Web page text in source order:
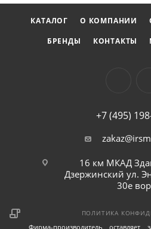
КАТАЛОГ О КОМПАНИИ
БРЕНДЫ
КОНТАКТЫ
+7 (495)
16 км МКАД
Дзержинский ул.
30е
ПОЛИТИКА
Фирма-производитель